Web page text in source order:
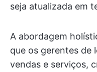
seja atualizada em
A abordagem
que os gerentes de
vendas e serviços,